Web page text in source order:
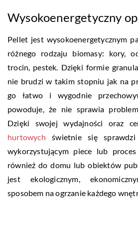
Wysokoenergetyczny
Pellet jest wysokoenergetycznym
różnego rodzaju biomasy: kory,
trocin, pestek. Dzięki formie
nie brudzi w takim stopniu jak na
go łatwo i wygodnie
powoduje, że nie sprawia
Dzięki swojej wydajności oraz
hurtowych świetnie się
wykorzystującym piece lub
również do domu lub obiektów
jest ekologicznym,
sposobem na ogrzanie każdego